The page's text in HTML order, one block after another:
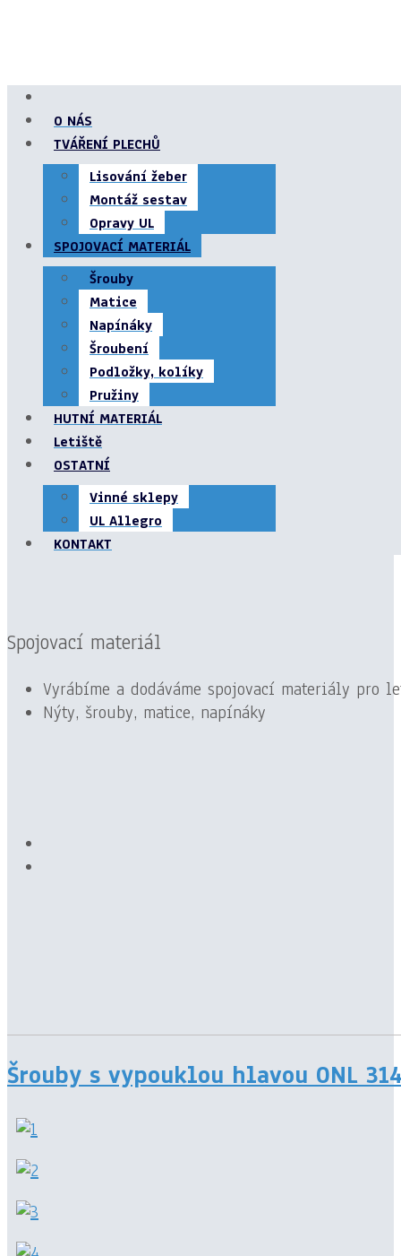
O NÁS
TVÁŘENÍ PLECHŮ
Lisování žeber
Montáž sestav
Opravy UL
SPOJOVACÍ MATERIÁL
Šrouby
Matice
Napínáky
Šroubení
Podložky, kolíky
Pružiny
HUTNÍ MATERIÁL
Letiště
OSTATNÍ
Vinné sklepy
UL Allegro
KONTAKT
Spojovací materiál
Vyrábíme a dodáváme spojovací materiály pro
Nýty, šrouby, matice, napínáky
Šrouby s vypouklou hlavou ONL